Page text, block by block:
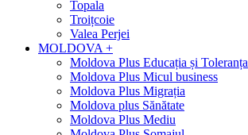
Topala
Troițcoie
Valea Perjei
MOLDOVA +
Moldova Plus Educația și Toleranța
Moldova Plus Micul business
Moldova Plus Migrația
Moldova plus Sănătate
Moldova Plus Mediu